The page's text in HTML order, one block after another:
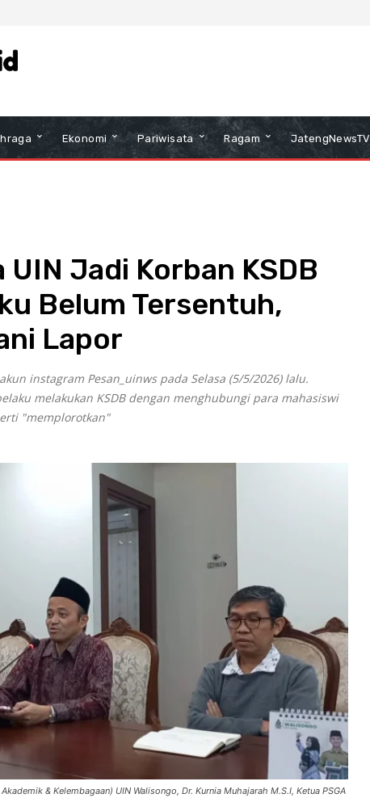
Ekonomi Pariwisata Ragam JatengNewsTV
Jadi Korban KSDB
Belum Tersentuh,
Lapor
instagram Pesan_uinws pada Selasa (5/5/2026) lalu.
melakukan KSDB dengan menghubungi para mahasiswi
"memplorotkan"
& Kelembagaan) UIN Walisongo, Dr. Kurnia Muhajarah M.S.I, Ketua PSGA